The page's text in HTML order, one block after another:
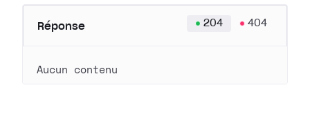
Réponse 204 404
Aucun contenu